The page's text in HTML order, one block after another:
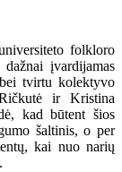
folkloro
įvardijamas
tvirtu kolektyvo
ir Kristina
kad būtent šios
šaltinis, o per
kai nuo narių